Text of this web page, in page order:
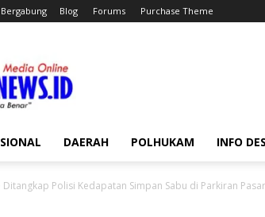
Blog Forums Purchase Theme
DAERAH POLHUKAM INFO
Ditangkap Polisi Kedapatan Simpan Sabu di Parkiran Pasar